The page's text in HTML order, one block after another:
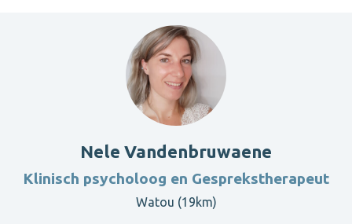
Nele Vandenbruwaene
Klinisch psycholoog en Gesprekstherapeut
Watou (19km)